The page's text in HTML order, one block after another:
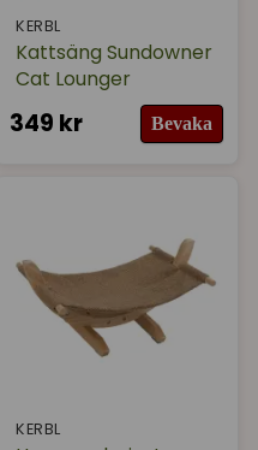
KERBL
Kattsäng Sundowner
Cat Lounger
349 kr Bevaka
KERBL